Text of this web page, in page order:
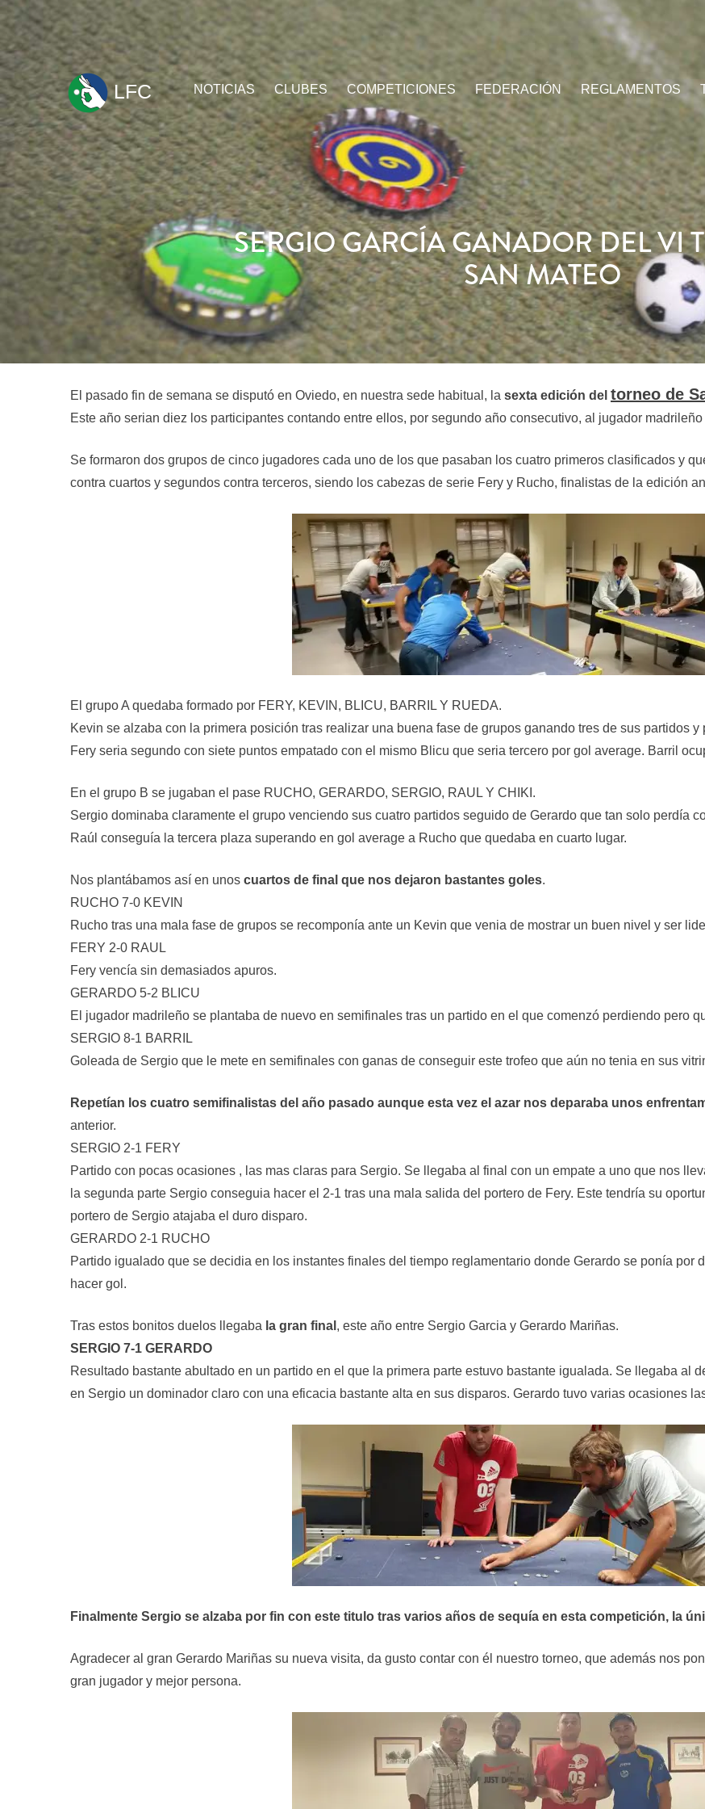
ir
al
contenido
LFC NOTICIAS CLUBES COMPETICIONES FEDERACIÓN REGLAMENTOS
SERGIO GARCÍA GANADOR DEL VI
SAN MATEO
El pasado fin de semana se disputó en Oviedo, en nuestra sede habitual, la sexta edición del torneo de
Este año serian diez los participantes contando entre ellos, por segundo año consecutivo, al jugador
Se formaron dos grupos de cinco jugadores cada uno de los que pasaban los cuatro primeros clasificados y
contra cuartos y segundos contra terceros, siendo los cabezas de serie Fery y Rucho, finalistas de la edición
El grupo A quedaba formado por FERY, KEVIN, BLICU, BARRIL Y RUEDA.
Kevin se alzaba con la primera posición tras realizar una buena fase de grupos ganando tres de sus partidos
Fery seria segundo con siete puntos empatado con el mismo Blicu que seria tercero por gol average. Barril
En el grupo B se jugaban el pase RUCHO, GERARDO, SERGIO, RAUL Y CHIKI.
Sergio dominaba claramente el grupo venciendo sus cuatro partidos seguido de Gerardo que tan solo perdía
Raúl conseguía la tercera plaza superando en gol average a Rucho que quedaba en cuarto lugar.
Nos plantábamos así en unos cuartos de final que nos dejaron bastantes goles.
RUCHO 7-0 KEVIN
Rucho tras una mala fase de grupos se recomponía ante un Kevin que venia de mostrar un buen nivel y ser
FERY 2-0 RAUL
Fery vencía sin demasiados apuros.
GERARDO 5-2 BLICU
El jugador madrileño se plantaba de nuevo en semifinales tras un partido en el que comenzó perdiendo pero
SERGIO 8-1 BARRIL
Goleada de Sergio que le mete en semifinales con ganas de conseguir este trofeo que aún no tenia en sus
Repetían los cuatro semifinalistas del año pasado aunque esta vez el azar nos deparaba unos
anterior.
SERGIO 2-1 FERY
Partido con pocas ocasiones , las mas claras para Sergio. Se llegaba al final con un empate a uno que nos
la segunda parte Sergio conseguia hacer el 2-1 tras una mala salida del portero de Fery. Este tendría su
portero de Sergio atajaba el duro disparo.
GERARDO 2-1 RUCHO
Partido igualado que se decidia en los instantes finales del tiempo reglamentario donde Gerardo se ponía por
hacer gol.
Tras estos bonitos duelos llegaba la gran final , este año entre Sergio Garcia y Gerardo Mariñas.
SERGIO 7-1 GERARDO
Resultado bastante abultado en un partido en el que la primera parte estuvo bastante igualada. Se llegaba al
en Sergio un dominador claro con una eficacia bastante alta en sus disparos. Gerardo tuvo varias ocasiones
Finalmente Sergio se alzaba por fin con este titulo tras varios años de sequía en esta competición, la
Agradecer al gran Gerardo Mariñas su nueva visita, da gusto contar con él nuestro torneo, que además nos
gran jugador y mejor persona.